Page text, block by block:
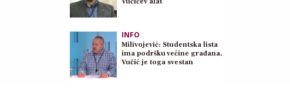
INFO
Milivojević: Studentska lista
ima podršku većine građana,
Vučić je toga svestan